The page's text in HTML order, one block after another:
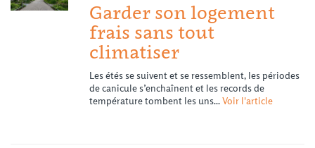
Garder son logement
frais sans tout
climatiser
Les étés se suivent et se ressemblent, les périodes
de canicule s’enchaînent et les records de
température tombent les uns...Voir l'article